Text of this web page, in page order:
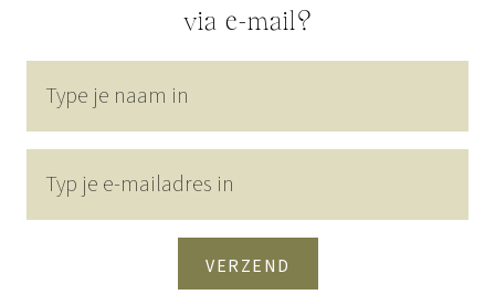
via e-mail?
VERZEND